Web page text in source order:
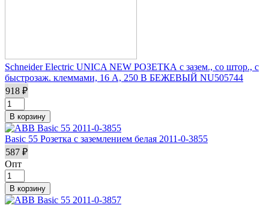
Schneider Electric UNICA NEW РОЗЕТКА с зазем., со штор., с
быстрозаж. клеммами, 16 А, 250 В БЕЖЕВЫЙ NU505744
918 ₽
Basic 55 Розетка с заземлением белая 2011-0-3855
587 ₽
Опт